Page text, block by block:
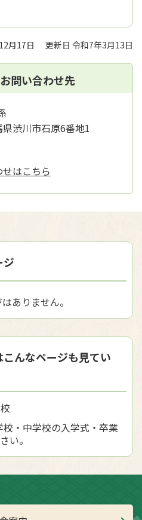
月17日 更新日 令和7年3月13日
問い合わせ先
渋川市石原6番地1
はこちら
ジ
ありません。
んなページも見てい
校・中学校の入学式・卒業
い。